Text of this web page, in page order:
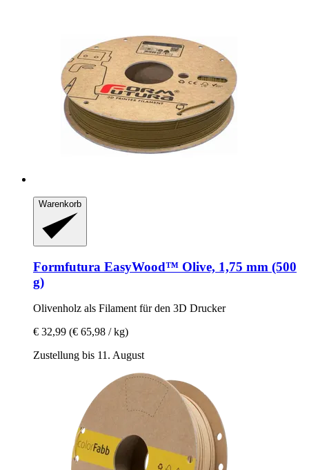
Warenkorb
Formfutura EasyWood™ Olive, 1,75 mm (500
g)
Olivenholz als Filament für den 3D Drucker
€ 32,99 (€ 65,98 / kg)
Zustellung bis 11. August